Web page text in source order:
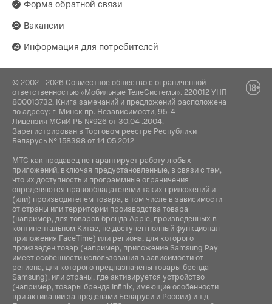
Форма обратной связи
Вакансии
Информация для потребителей
© 2002—2026 Совместное общество с ограниченной
ответственностью «Мобильные ТелеСистемы». 220012 УНП
800013732, Книга замечаний и предложений расположена
по адресу: г. Минск пр. Независимости, 95-4
Лицензия МСиИ РБ №926 от 30.04 .2004.
Зарегистрирован в Торговом реестре Республики
Беларусь № 158398 от 14.05.2012
МТС как продавец не гарантирует работу любых
приложений, включая предустановленные, в связи с тем,
что их доступность и программные ограничения
определяются правообладателями таких приложений и
(или) производителем товара, в том числе в зависимости
от страны или территории производства товара
(например, для товаров бренда Apple, произведенных в
континентальном Китае, не доступен полный функционал
приложения FaceTime) или региона, для которого
произведен товар (например, приложение Samsung Pay
имеет особенности использования в зависимости от
региона, для которого предназначены товары бренда
Samsung), или страны, где активируется устройство
(например, товары бренда Infiniх, имеющие особенности
при активации за пределами Беларуси и России) и т.д.